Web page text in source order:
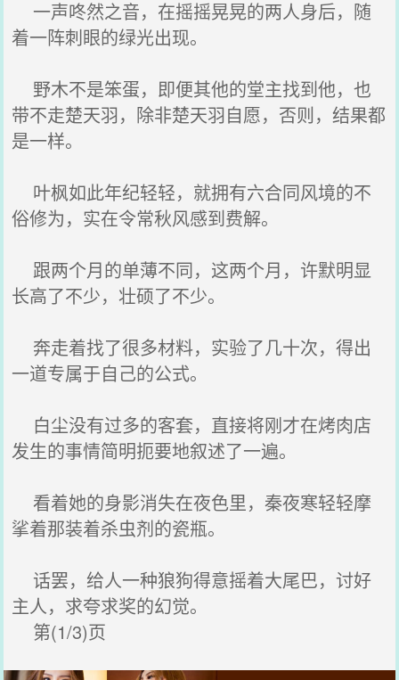
一声咚然之音，在摇摇晃晃的两人身后，随
着一阵刺眼的绿光出现。
野木不是笨蛋，即便其他的堂主找到他，也
带不走楚天羽，除非楚天羽自愿，否则，结果都
是一样。
叶枫如此年纪轻轻，就拥有六合同风境的不
俗修为，实在令常秋风感到费解。
跟两个月的单薄不同，这两个月，许默明显
长高了不少，壮硕了不少。
奔走着找了很多材料，实验了几十次，得出
一道专属于自己的公式。
白尘没有过多的客套，直接将刚才在烤肉店
发生的事情简明扼要地叙述了一遍。
看着她的身影消失在夜色里，秦夜寒轻轻摩
挲着那装着杀虫剂的瓷瓶。
话罢，给人一种狼狗得意摇着大尾巴，讨好
主人，求夸求奖的幻觉。
第(1/3)页